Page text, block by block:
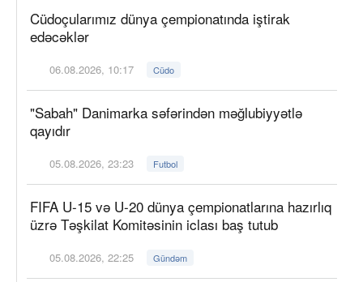
Cüdoçularımız dünya çempionatında iştirak
edəcəklər
06.08.2026, 10:17 Cüdo
"Sabah" Danimarka səfərindən məğlubiyyətlə
qayıdır
05.08.2026, 23:23 Futbol
FIFA U-15 və U-20 dünya çempionatlarına hazırlıq
üzrə Təşkilat Komitəsinin iclası baş tutub
05.08.2026, 22:25 Gündəm